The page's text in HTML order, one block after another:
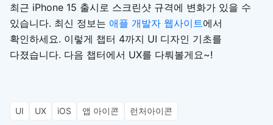
최근 iPhone 15 출시로 스크린샷 규격에 변화가 있을 수
있습니다. 최신 정보는 애플 개발자 웹사이트에서
확인하세요. 이렇게 챕터 4까지 UI 디자인 기초를
다졌습니다. 다음 챕터에서 UX를 다뤄볼게요~!
UI UX iOS 앱 아이콘 런처아이콘